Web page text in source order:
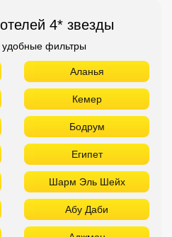
4* звезды
удобные фильтры
Аланья
Кемер
Бодрум
Египет
Шарм Эль Шейх
Абу Даби